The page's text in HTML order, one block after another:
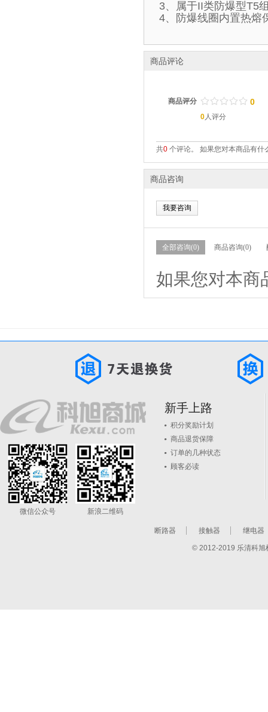
3、属于II类防爆型T5
4、防爆线圈内置热熔
商品评论
商品评分 / / / / /
. . . . . 0
0人评分
共0 个评论。 如果您对本商品有什
商品咨询
我要咨询
全部咨询(0) 商品咨询(0)
如果您对本商
微信公众号 新浪二维码
新手上路
积分奖励计划
商品退货保障
订单的几种状态
顾客必读
断路器 接触器 继电器
© 2012-2019 乐清科旭